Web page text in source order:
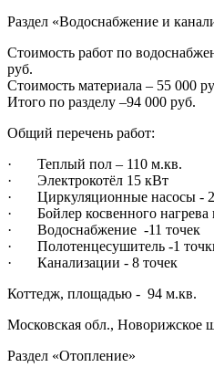
Раздел «Водоснабжение и
Стоимость работ по
руб.
Стоимость материала – 55 000
Итого по разделу –94 000 руб.
Общий перечень работ:
· Теплый пол – 110 м.кв.
· Электрокотёл 15 кВт
· Циркуляционные насосы -
· Бойлер косвенного нагрева
· Водоснабжение -11 точек
· Полотенцесушитель -1
· Канализации - 8 точек
Коттедж, площадью - 94 м.кв.
Московская обл., Новорижское
Раздел «Отопление»